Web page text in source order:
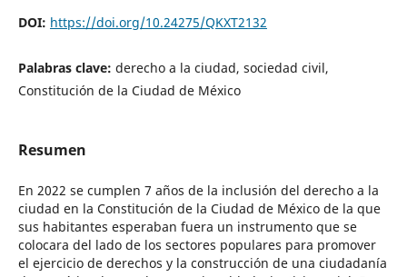
DOI: https://doi.org/10.24275/QKXT2132
Palabras clave: derecho a la ciudad, sociedad civil,
Constitución de la Ciudad de México
Resumen
En 2022 se cumplen 7 años de la inclusión del derecho a la
ciudad en la Constitución de la Ciudad de México de la que
sus habitantes esperaban fuera un instrumento que se
colocara del lado de los sectores populares para promover
el ejercicio de derechos y la construcción de una ciudadanía